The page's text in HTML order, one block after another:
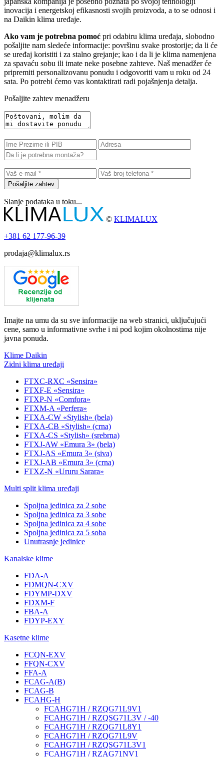
inovacija i energetskoj efikasnosti svojih proizvoda, a to se odnosi i
na Daikin klima uređaje.
Ako vam je potrebna pomoć pri odabiru klima uređaja, slobodno
pošaljite nam sledeće informacije: površinu svake prostorije; da li će
se uređaj koristiti i za stalno grejanje; kao i da li je klima namenjena
za spavaću sobu ili imate neke posebne zahteve. Naš menadžer će
pripremiti personalizovanu ponudu i odgovoriti vam u roku od 24
sata. Po potrebi ćemo vas kontaktirati radi pojašnjenja detalja.
Pošaljite zahtev menadžeru
Pošaljite zahtev
Slanje podataka u toku...
© KLIMALUX
+381 62 177-96-39
prodaja@klimalux.rs
Imajte na umu da su sve informacije na web stranici, uključujući
cene, samo u informativne svrhe i ni pod kojim okolnostima nije
javna ponuda.
Klime Daikin
Zidni klima uređaji
FTXC-RXC «Sensira»
FTXF-E «Sensira»
FTXP-N «Comfora»
FTXM-A «Perfera»
FTXA-CW «Stylish» (bela)
FTXA-CB «Stylish» (crna)
FTXA-CS «Stylish» (srebrna)
FTXJ-AW «Emura 3» (bela)
FTXJ-AS «Emura 3» (siva)
FTXJ-AB «Emura 3» (crna)
FTXZ-N «Ururu Sarara»
Multi split klima uređaji
Spoljna jedinica za 2 sobe
Spoljna jedinica za 3 sobe
Spoljna jedinica za 4 sobe
Spoljna jedinica za 5 soba
Unutrasnje jedinice
Kanalske klime
FDA-A
FDMQN-CXV
FDYMP-DXV
FDXM-F
FBA-A
FDYP-EXY
Kasetne klime
FCQN-EXV
FFQN-CXV
FFA-A
FCAG-A(B)
FCAG-B
FCAHG-H
FCAHG71H / RZQG71L9V1
FCAHG71H / RZQSG71L3V / -40
FCAHG71H / RZQG71L8Y1
FCAHG71H / RZQG71L9V
FCAHG71H / RZQSG71L3V1
FCAHG71H / RZAG71NV1